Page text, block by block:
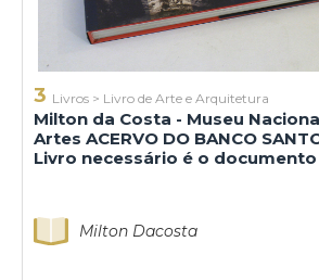
3 Livros > Livro de Arte e Arquitetura
Milton da Costa - Museu
Artes ACERVO DO BANCO
Livro necessário é o
Milton Dacosta